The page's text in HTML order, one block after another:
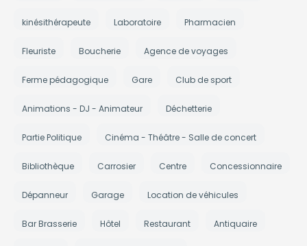
kinésithérapeute Laboratoire Pharmacien
Fleuriste Boucherie Agence de voyages
Ferme pédagogique Gare Club de sport
Animations - DJ - Animateur Déchetterie
Partie Politique Cinéma - Théâtre - Salle de concert
Bibliothèque Carrosier Centre Concessionnaire
Dépanneur Garage Location de véhicules
Bar Brasserie Hôtel Restaurant Antiquaire